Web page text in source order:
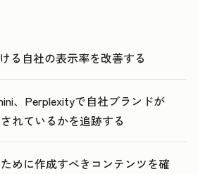
る自社の表示率を改善する
、Perplexityで自社ブランドが
れているかを追跡する
めに作成すべきコンテンツを確